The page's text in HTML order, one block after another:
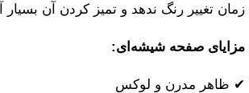
زمان تغییر رنگ ندهد و تمیز کردن آن بسیار
مزایای صفحه شیشه‌ای:
✔ ظاهر مدرن و لوکس